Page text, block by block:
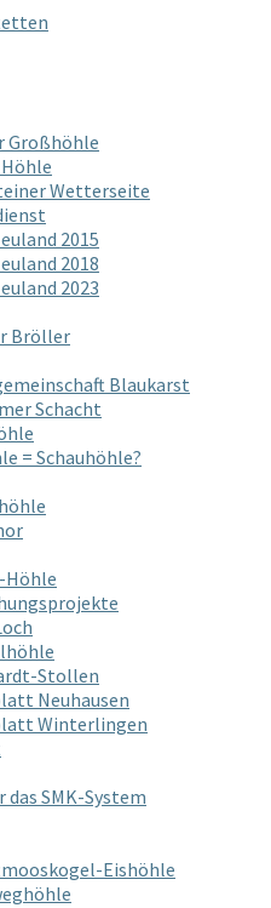
Großhöhle
Wetterseite
2015
2018
2023
Bröller
Blaukarst
Schacht
= Schauhöhle?
Höhle
Stollen
Neuhausen
Winterlingen
SMK-System
Eishöhle